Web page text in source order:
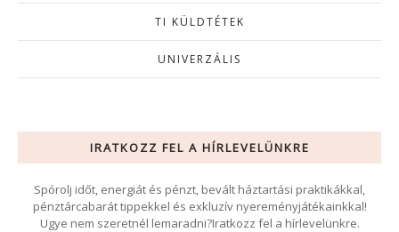
TI KÜLDTÉTEK
UNIVERZÁLIS
IRATKOZZ FEL A HÍRLEVELÜNKRE
Spórolj időt, energiát és pénzt, bevált háztartási praktikákkal,
pénztárcabarát tippekkel és exkluzív nyereményjátékainkkal!
Ugye nem szeretnél lemaradni?Iratkozz fel a hírlevelünkre.